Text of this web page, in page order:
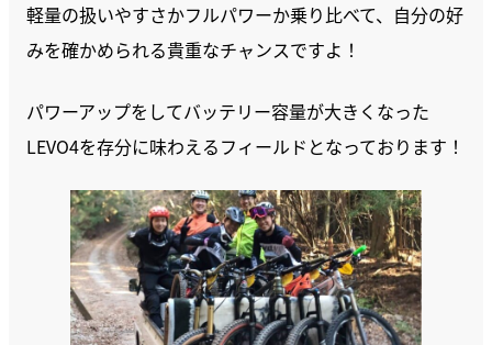
軽量の扱いやすさかフルパワーか乗り比べて、自分の好
みを確かめられる貴重なチャンスですよ！
パワーアップをしてバッテリー容量が大きくなった
LEVO4を存分に味わえるフィールドとなっております！